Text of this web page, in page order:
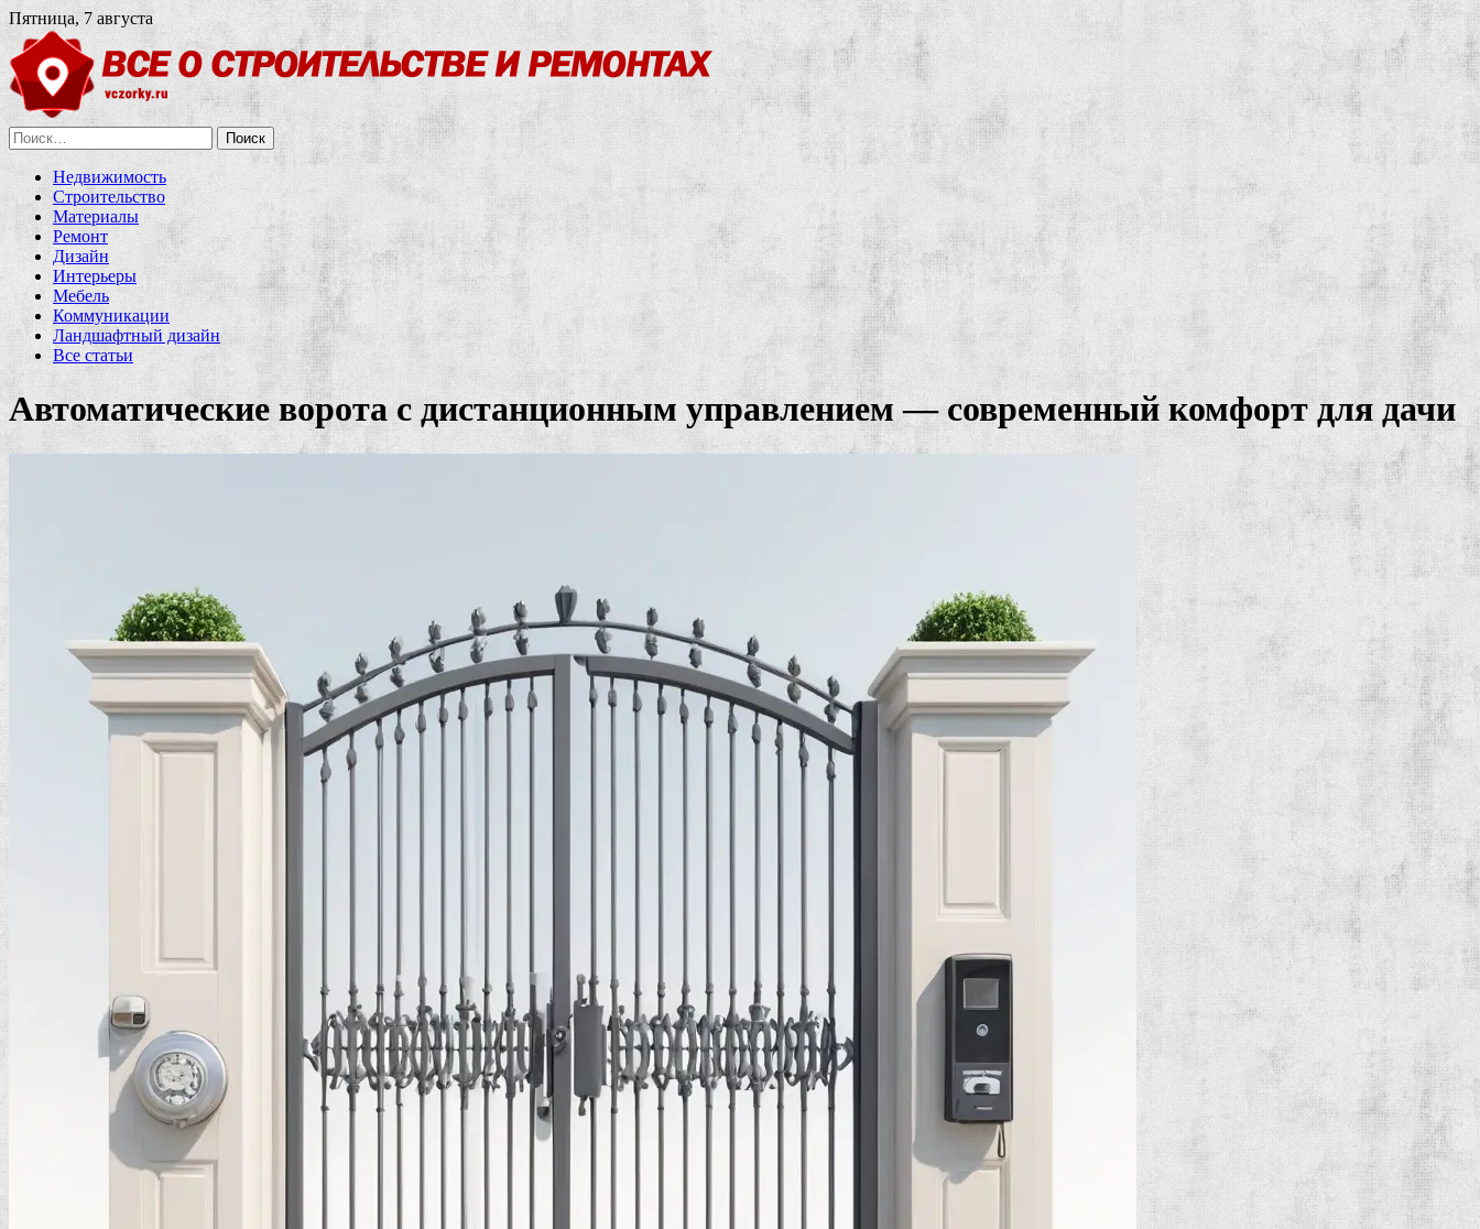
Пятница, 7 августа
Найти:
Недвижимость
Строительство
Материалы
Ремонт
Дизайн
Интерьеры
Мебель
Коммуникации
Ландшафтный дизайн
Все статьи
Автоматические ворота с дистанционным управлением — современный комфорт для дачи